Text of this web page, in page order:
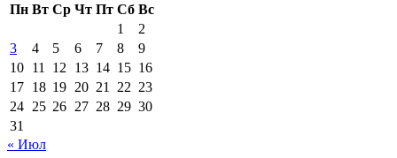
Пн Вт Ср Чт Пт Сб Вс
1
2
3
4 5 6 7 8
9
10 11 12 13 14 15 16
17 18 19 20 21 22 23
24 25 26 27 28 29 30
31
« Июл